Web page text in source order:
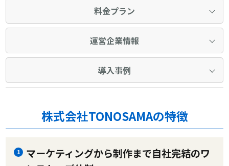
料金プラン
運営企業情報
導入事例
株式会社TONOSAMAの特徴
1
マーケティングから制作まで自社完結のワ